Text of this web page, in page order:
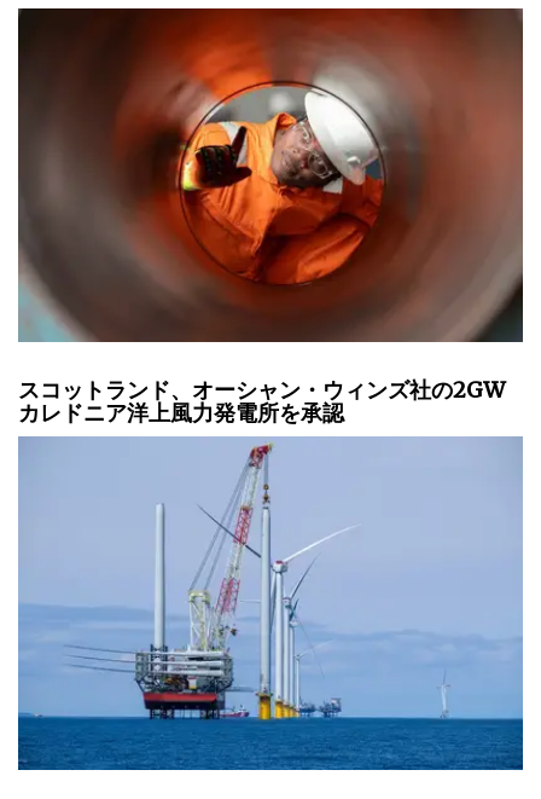
スコットランド、オーシャン・ウィンズ社の2GW
カレドニア洋上風力発電所を承認